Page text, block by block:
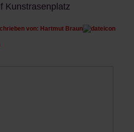
Kunstrasenplatz
von: Hartmut Braun